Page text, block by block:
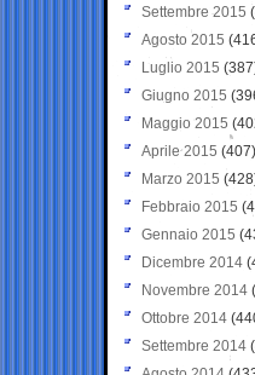
Settembre 2015
Agosto 2015
Luglio 2015
Giugno 2015
Maggio 2015
Aprile 2015 (407)
Marzo 2015
Febbraio 2015
Gennaio 2015
Dicembre 2014
Novembre 2014
Ottobre 2014
Settembre 2014